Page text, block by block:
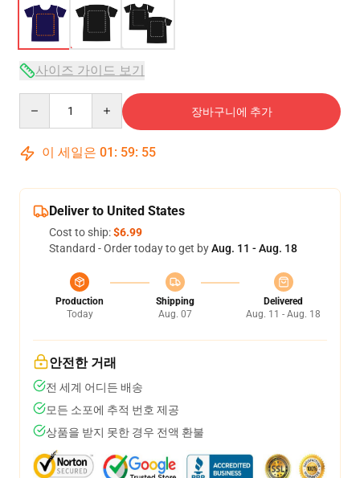
사이즈 가이드 보기
장바구니에 추가
이 세일은 01 : 59: 54
Deliver to United States
Cost to ship:$6.99
Standard - Order today to get byAug. 11 - Aug. 18
Production
Today
Shipping
Aug. 07
Delivered
Aug. 11 - Aug. 18
안전한 거래
전 세계 어디든 배송
모든 소포에 추적 번호 제공
상품을 받지 못한 경우 전액 환불